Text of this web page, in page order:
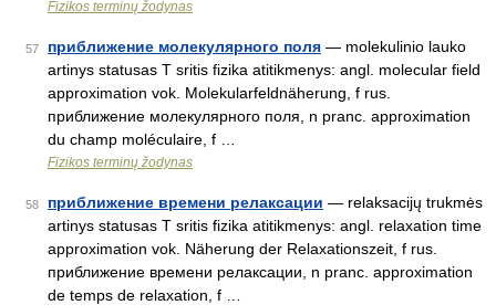
Fizikos terminų žodynas
57 приближение молекулярного поля — molekulinio lauko
artinys statusas T sritis fizika atitikmenys: angl. molecular field
approximation vok. Molekularfeldnäherung, f rus.
приближение молекулярного поля, n pranc. approximation
du champ moléculaire, f …
Fizikos terminų žodynas
58 приближение времени релаксации — relaksacijų trukmės
artinys statusas T sritis fizika atitikmenys: angl. relaxation time
approximation vok. Näherung der Relaxationszeit, f rus.
приближение времени релаксации, n pranc. approximation
de temps de relaxation, f …